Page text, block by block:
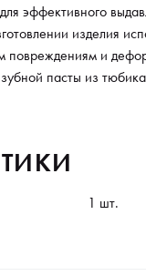
эффективного
изделия
повреждениям и
пасты из
1 шт.